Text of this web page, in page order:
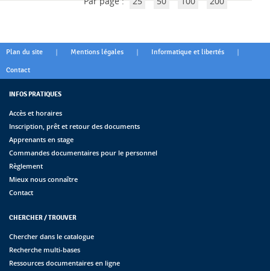
Plan du site | Mentions légales | Informatique et libertés |
Contact
INFOS PRATIQUES
Accès et horaires
Inscription, prêt et retour des documents
Apprenants en stage
Commandes documentaires pour le personnel
Règlement
Mieux nous connaître
Contact
CHERCHER / TROUVER
Chercher dans le catalogue
Recherche multi-bases
Ressources documentaires en ligne